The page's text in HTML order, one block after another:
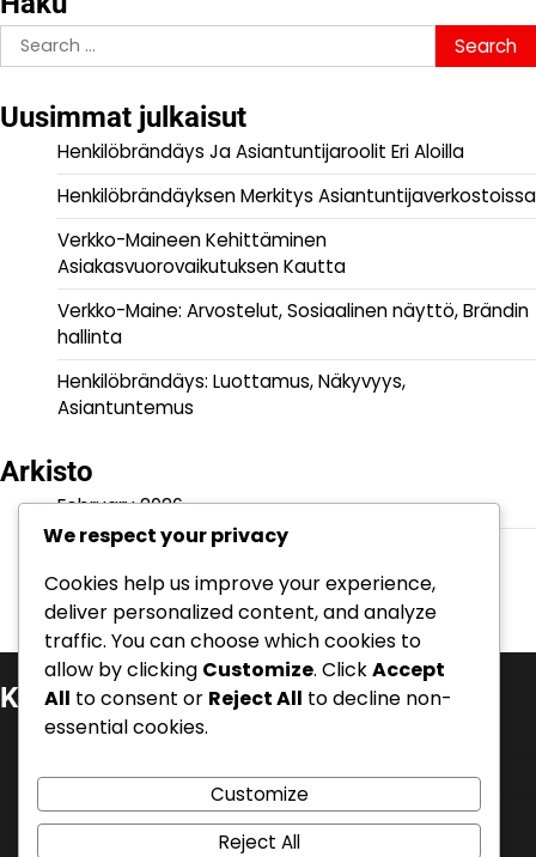
Search
for:
Uusimmat julkaisut
Henkilöbrändäys Ja Asiantuntijaroolit Eri Aloilla
Henkilöbrändäyksen Merkitys Asiantuntijaverkostoissa
Verkko-Maineen Kehittäminen
Asiakasvuorovaikutuksen Kautta
Verkko-Maine: Arvostelut, Sosiaalinen näyttö, Brändin
hallinta
Henkilöbrändäys: Luottamus, Näkyvyys,
Asiantuntemus
Arkisto
February 2026
January 2026
Kategoriat
Henkilöbrändäys ja autoriteetti
Liiketoiminnan uskottavuus
Verkko- ja maineenhallinta
We respect your privacy
Cookies help us improve your experience,
deliver personalized content, and analyze
traffic. You can choose which cookies to
allow by clicking Customize. ClickAccept
All to consent or Reject All to decline non-
essential cookies.
Customize
Reject All